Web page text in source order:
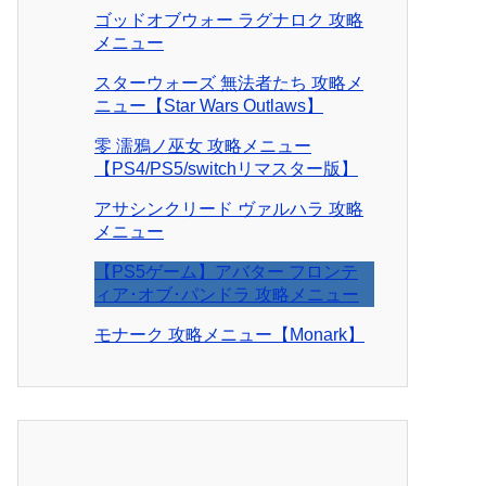
ゴッドオブウォー ラグナロク 攻略
メニュー
スターウォーズ 無法者たち 攻略メ
ニュー【Star Wars Outlaws】
零 濡鴉ノ巫女 攻略メニュー
【PS4/PS5/switchリマスター版】
アサシンクリード ヴァルハラ 攻略
メニュー
【PS5ゲーム】アバター フロンテ
ィア･オブ･パンドラ 攻略メニュー
モナーク 攻略メニュー【Monark】